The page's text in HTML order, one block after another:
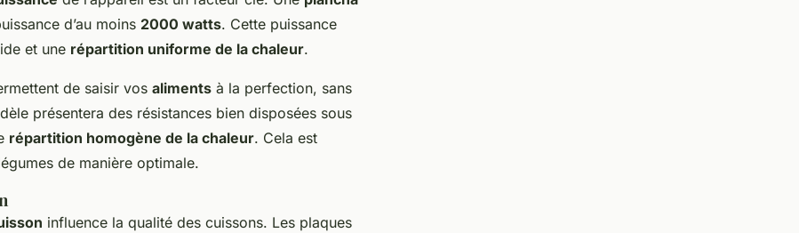
d’au moins 2000 watts. Cette puissance
et une répartition uniforme de la chaleur.
de saisir vos aliments à la perfection, sans
présentera des résistances bien disposées sous
répartition homogène de la chaleur. Cela est
de manière optimale.
influence la qualité des cuissons. Les plaques